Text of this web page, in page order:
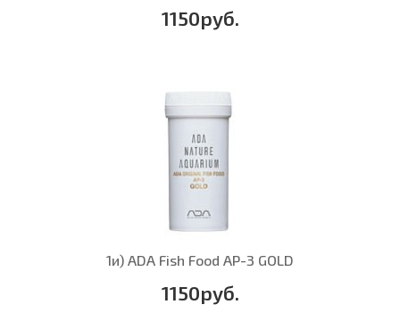
1150руб.
1и) ADA Fish Food AP-3 GOLD
1150руб.